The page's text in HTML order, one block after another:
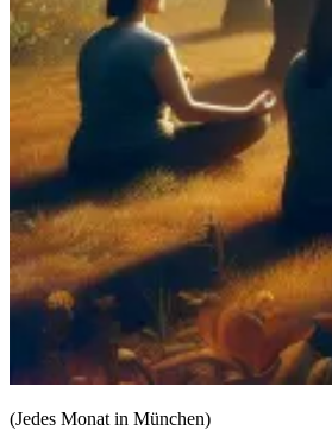
(Jedes Monat in München)